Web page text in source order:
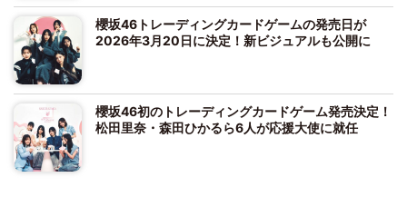
櫻坂46トレーディングカードゲームの発売日が
2026年3月20日に決定！新ビジュアルも公開に
櫻坂46初のトレーディングカードゲーム発売決定！
松田里奈・森田ひかるら6人が応援大使に就任